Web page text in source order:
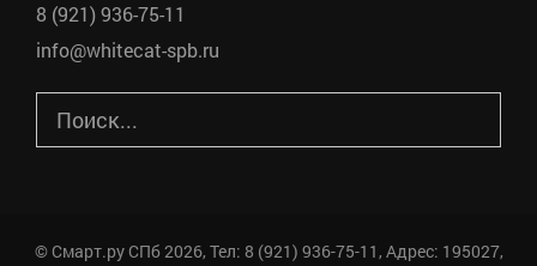
8 (921) 936-75-11
info@whitecat-spb.ru
© Смарт.ру СПб2026, Тел: 8 (921) 936-75-11, Адрес: 195027,